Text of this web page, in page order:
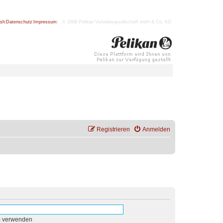
Datenschutz Impressum | © 2009 Pelikan Vertriebsgesellschaft mbH & Co. KG
Anmelden
Registrieren
verwenden